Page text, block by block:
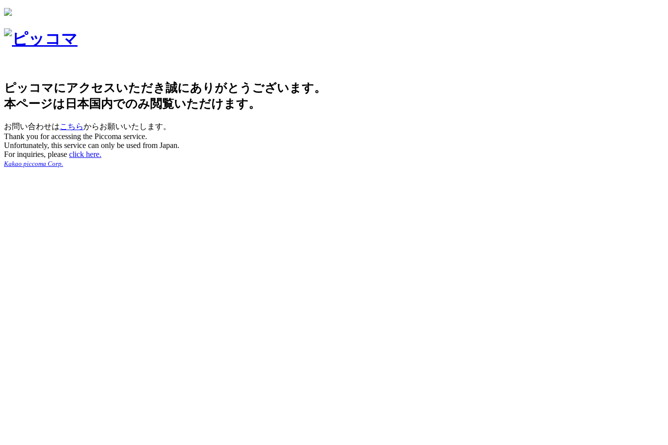
ピッコマにアクセスいただき誠にありがとうございます。
本ページは日本国内でのみ閲覧いただけます。
お問い合わせはこちらからお願いいたします。
Thank you for accessing the Piccoma service.
Unfortunately, this service can only be used from Japan.
For inquiries, please click here.
Kakao piccoma Corp.